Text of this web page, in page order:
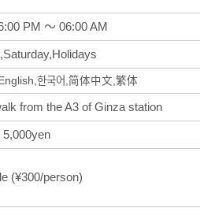
PM ～ 06:00 AM
한국어,简体中文,繁体
from the A3 of Ginza station
5,000yen
(¥300/person)